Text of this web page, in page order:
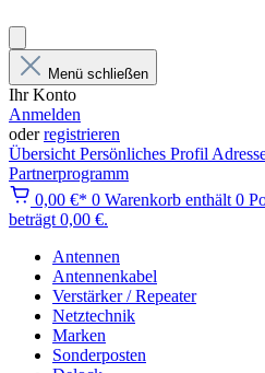
Menü schließen
Ihr Konto
Anmelden
oderregistrieren
Übersicht Persönliches Profil
Partnerprogramm
0,00 €* 0 Warenkorb enthält 0
beträgt 0,00 €.
Antennen
Antennenkabel
Verstärker / Repeater
Netztechnik
Marken
Sonderposten